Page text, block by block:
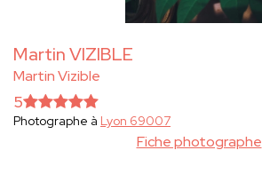
Martin VIZIBLE
Martin Vizible
Fiche photographe
5
Photographe à Lyon 69007